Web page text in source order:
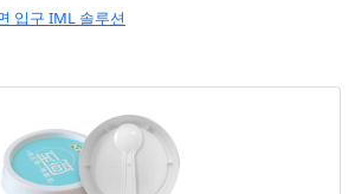
입구 IML 솔루션